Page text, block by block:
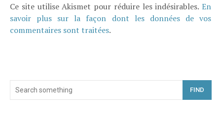
Ce site utilise Akismet pour réduire les indésirables. En
savoir plus sur la façon dont les données de vos
commentaires sont traitées.
FIND